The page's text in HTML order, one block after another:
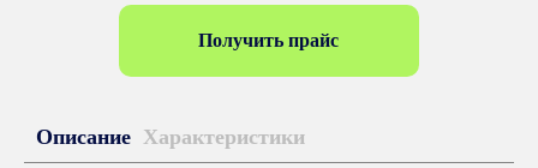
Получить прайс
Описание Характеристики